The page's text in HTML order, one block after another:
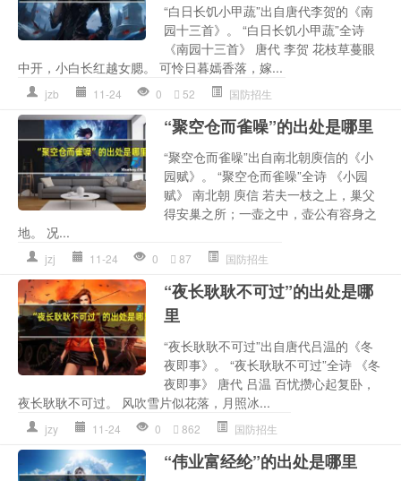
“白日长饥小甲蔬”出自唐代李贺的《南
园十三首》。 “白日长饥小甲蔬”全诗
《南园十三首》 唐代 李贺 花枝草蔓眼
中开，小白长红越女腮。 可怜日暮嫣香落，嫁...
jzb 11-24 0 52 国防招生
“聚空仓而雀噪”的出处是哪里
“聚空仓而雀噪”出自南北朝庾信的《小
园赋》。 “聚空仓而雀噪”全诗 《小园
赋》 南北朝 庾信 若夫一枝之上，巢父
得安巢之所；一壶之中，壶公有容身之
地。 况...
jzj 11-24 0 87 国防招生
“夜长耿耿不可过”的出处是哪
里
“夜长耿耿不可过”出自唐代吕温的《冬
夜即事》。 “夜长耿耿不可过”全诗 《冬
夜即事》 唐代 吕温 百忧攒心起复卧，
夜长耿耿不可过。 风吹雪片似花落，月照冰...
jzy 11-24 0 862 国防招生
“伟业富经纶”的出处是哪里